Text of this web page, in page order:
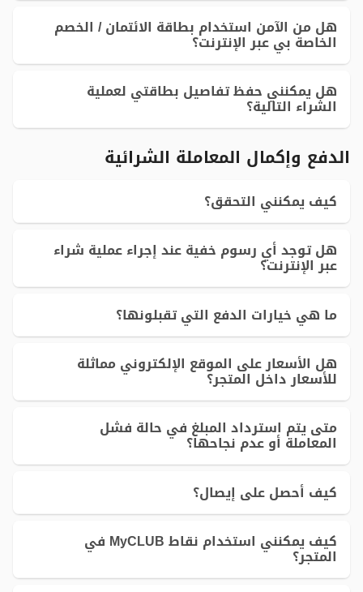
هل من الآمن استخدام بطاقة الائتمان / الخصم
الخاصة بي عبر الإنترنت؟
هل يمكنني حفظ تفاصيل بطاقتي لعملية
الشراء التالية؟
الدفع وإكمال المعاملة الشرائية
كيف يمكنني التحقق؟
هل توجد أي رسوم خفية عند إجراء عملية شراء
عبر الإنترنت؟
ما هي خيارات الدفع التي تقبلونها؟
هل الأسعار على الموقع الإلكتروني مماثلة
للأسعار داخل المتجر؟
متى يتم استرداد المبلغ في حالة فشل
المعاملة أو عدم نجاحها؟
كيف أحصل على إيصال؟
كيف يمكنني استخدام نقاط MyCLUB في
المتجر؟